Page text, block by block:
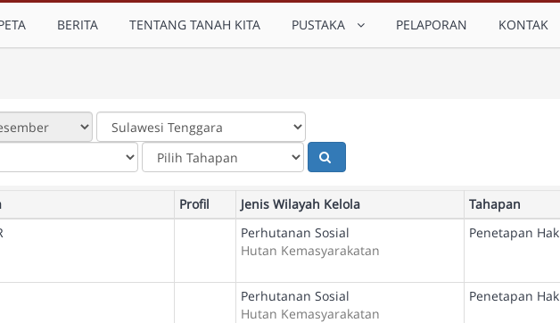
BERITA TENTANG TANAH KITA PUSTAKA PELAPORAN KONTAK
Profil Jenis Wilayah Kelola
Tahapan
Perhutanan Sosial
Hutan Kemasyarakatan
Penetapan Hak
Perhutanan Sosial
Hutan Kemasyarakatan
Penetapan Hak